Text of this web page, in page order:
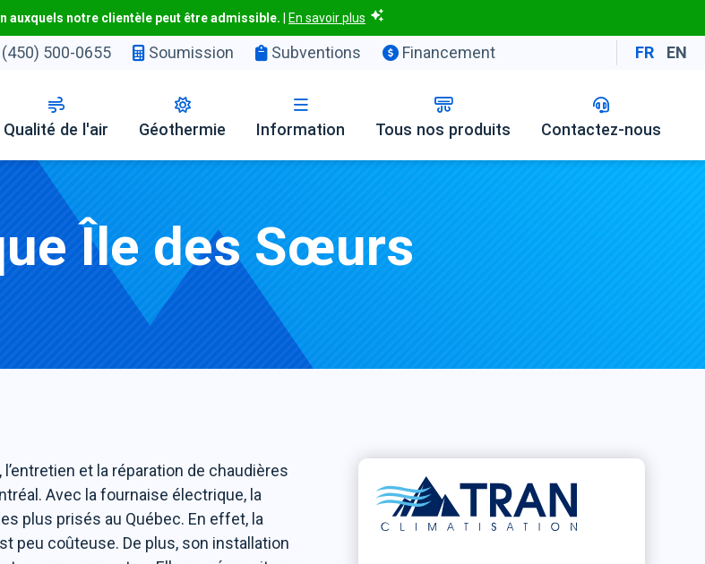
auxquels notre clientèle peut être admissible. En savoir plus
(450) 500-0655 Soumission Subventions Financement FR EN
Qualité de l'air Géothermie Information Tous nos produits Contactez-nous
Île des Sœurs
et la réparation de chaudières
Avec la fournaise électrique, la
plus prisés au Québec. En effet, la
peu coûteuse. De plus, son installation